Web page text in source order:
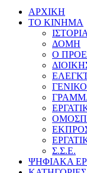
ΑΡΧΙΚΗ
ΤΟ ΚΙΝΗΜΑ
ΙΣΤΟΡΙΑ
ΔΟΜΗ
Ο
Σ.Σ.Ε.
ΨΗΦΙΑΚΑ